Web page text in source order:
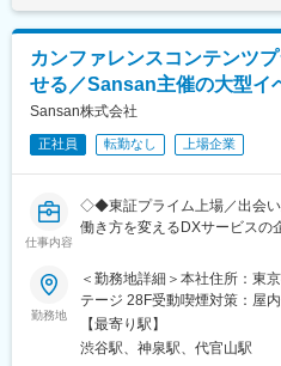
求するのと並行して情報を収
しています。このような独自
大きな力になっています。
変更の範囲：会社の定める業務
・企画書作成
・各種仕様書作成
・各種シート作成
・リール配列／停止データ作成
・申請書類作成 他
■組織構成：
遊技機業界で経験を長く積ん
メンバーが中心になって活躍し
追い求めて、全ての分野の開
一丸」となり、制作を進めて
■当社の強み：
カンファレンスコンテンツ
せる／Sansan主催の大型イ
Sansan株式会社
正社員 転勤なし 上場企業
仕事内容
◇◆東証プライム上場／出会い
働き方を変えるDXサービスの
【業務内容】
ブランドエクスペリエンス部
なビジネスカンファレンスや
画、スピーカーの選定・招請
勤務地
＜勤務地詳細＞本社住所：東
テージ 28F受動喫煙対策：屋
【最寄り駅】
渋谷駅、神泉駅、代官山駅